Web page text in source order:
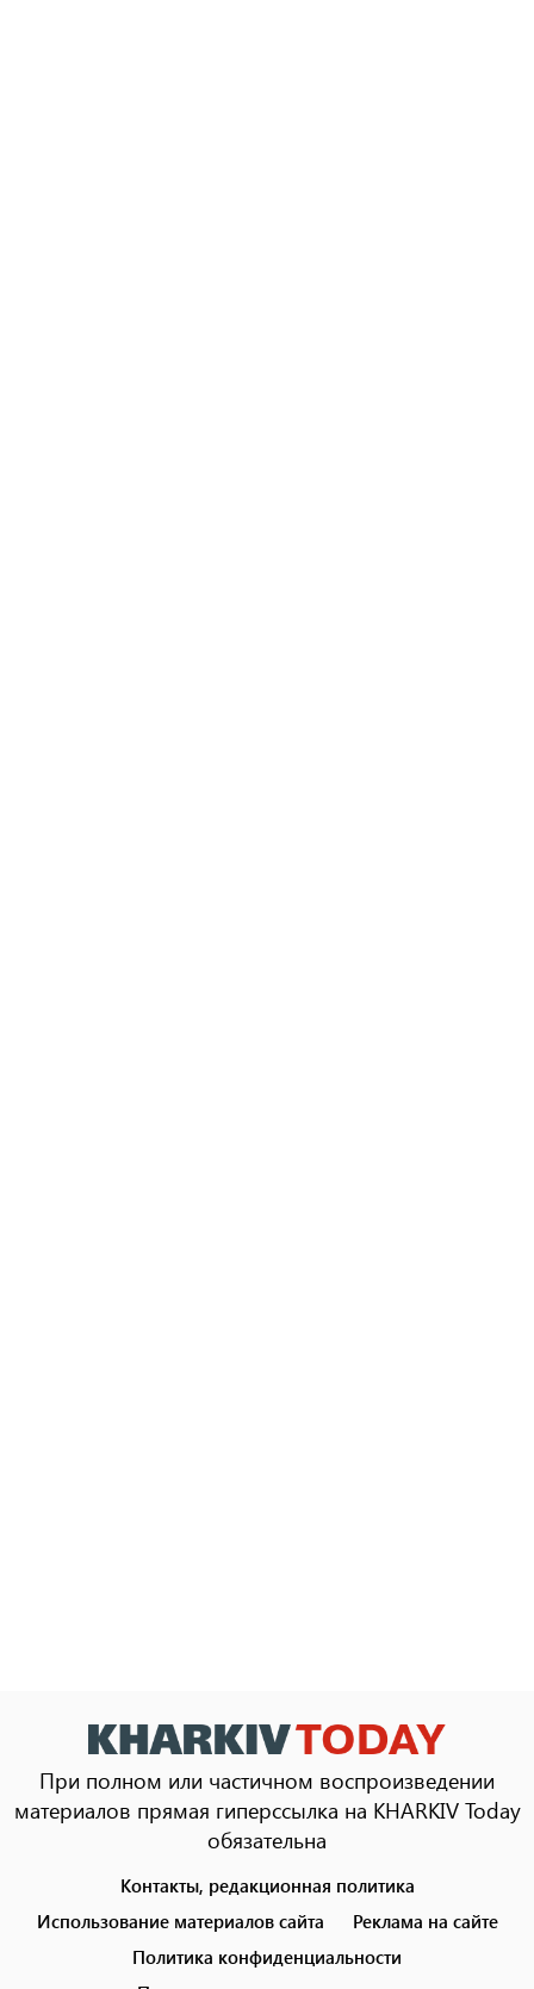
При полном или частичном воспроизведении
материалов прямая гиперссылка на KHARKIV Today
обязательна
menu
Контакты, редакционная политика
Использование материалов сайта
Реклама на сайте
Политика конфиденциальности